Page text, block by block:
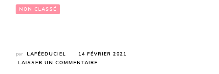
NON CLASSÉ
par LAFÉEDUCIEL
14 FÉVRIER 2021
LAISSER UN COMMENTAIRE